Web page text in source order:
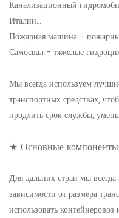
Канализационный
Италии…
Пожарная машина -
Самосвал - тяжелые
Мы всегда используем
транспортных средствах,
продлить срок службы,
★ Основные
Для дальних стран мы
зависимости от размера
использовать